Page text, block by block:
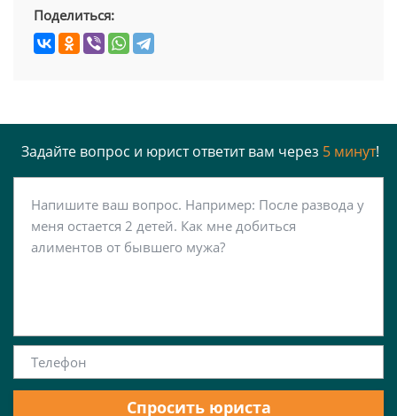
Поделиться:
Задайте вопрос и юрист ответит вам через 5 минут!
Спросить юриста